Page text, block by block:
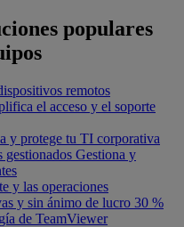
populares
remotos
el acceso y el soporte
y protege tu TI corporativa
gestionados Gestiona y
y las operaciones
y sin ánimo de lucro 30 %
de TeamViewer